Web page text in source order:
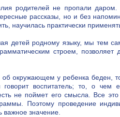
родителей не пропали даром.
рассказы, но и без
научилась практически
детей родному языку, мы тем
строем, позволяет
об окружающем у ребенка беден,
говорит воспитатель; то, о чем
не поймет его смысла. Все
Поэтому проведение
важное значение.